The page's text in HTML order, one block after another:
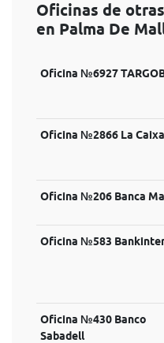
Oficinas de
en Palma De
Oficina №6927
Oficina №2866 La Caixa
Oficina №206 Banca
Oficina №583
Oficina №430 Banco
Sabadell